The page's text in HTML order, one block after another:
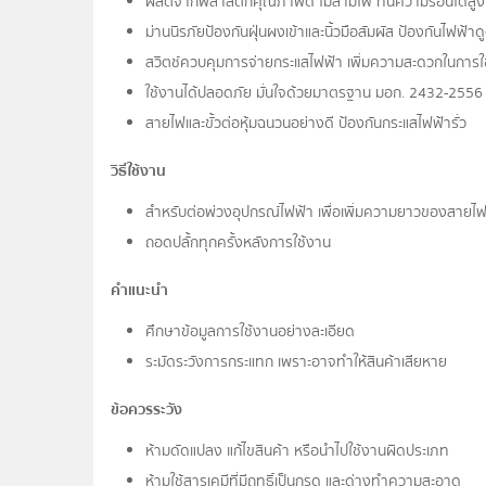
ม่านนิรภัยป้องกันฝุ่นผงเข้าและนิ้วมือสัมผัส ป้องกันไฟฟ้า
สวิตช์ควบคุมการจ่ายกระแสไฟฟ้า เพิ่มความสะดวกในการ
ใช้งานได้ปลอดภัย มั่นใจด้วยมาตรฐาน มอก. 2432-2556
สายไฟและขั้วต่อหุ้มฉนวนอย่างดี ป้องกันกระแสไฟฟ้ารั่ว
วิธีใช้งาน
สำหรับต่อพ่วงอุปกรณ์ไฟฟ้า เพื่อเพิ่มความยาวของสายไฟ
ถอดปลั้กทุกครั้งหลังการใช้งาน
คำแนะนำ
ศึกษาข้อมูลการใช้งานอย่างละเอียด
ระมัดระวังการกระแทก เพราะอาจทำให้สินค้าเสียหาย
ข้อควรระวัง
ห้ามดัดแปลง แก้ไขสินค้า หรือนำไปใช้งานผิดประเภท